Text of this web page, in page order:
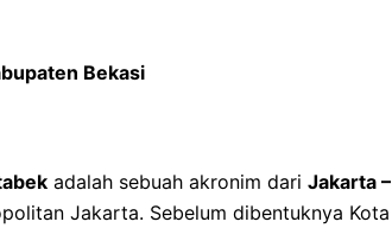
Bekasi
adalah sebuah akronim dari Jakarta –
Jakarta. Sebelum dibentuknya Kota